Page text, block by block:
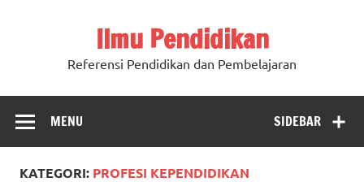
Ilmu Pendidikan
Referensi Pendidikan dan Pembelajaran
SIDEBAR
MENU
KATEGORI: PROFESI KEPENDIDIKAN